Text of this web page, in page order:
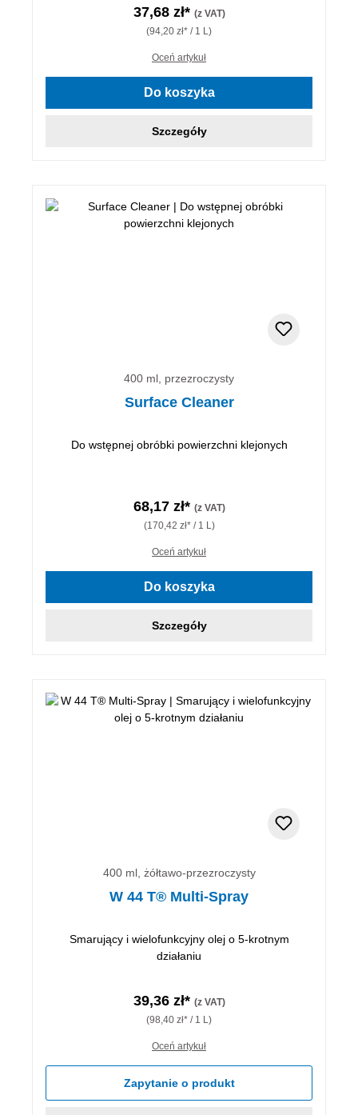
37,68 zł* (z VAT)
(94,20 zł* / 1 L)
Oceń artykuł
Do koszyka
Szczegóły
400 ml, przezroczysty
Surface Cleaner
Do wstępnej obróbki powierzchni klejonych
68,17 zł* (z VAT)
(170,42 zł* / 1 L)
Oceń artykuł
Do koszyka
Szczegóły
400 ml, żółtawo-przezroczysty
W 44 T® Multi-Spray
Smarujący i wielofunkcyjny olej o 5-krotnym
działaniu
39,36 zł* (z VAT)
(98,40 zł* / 1 L)
Oceń artykuł
Zapytanie o produkt